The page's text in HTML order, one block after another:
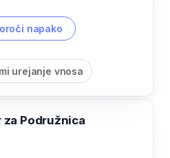
napako
urejanje vnosa
Podružnica